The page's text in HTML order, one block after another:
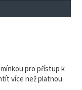
pro přístup k
více než platnou